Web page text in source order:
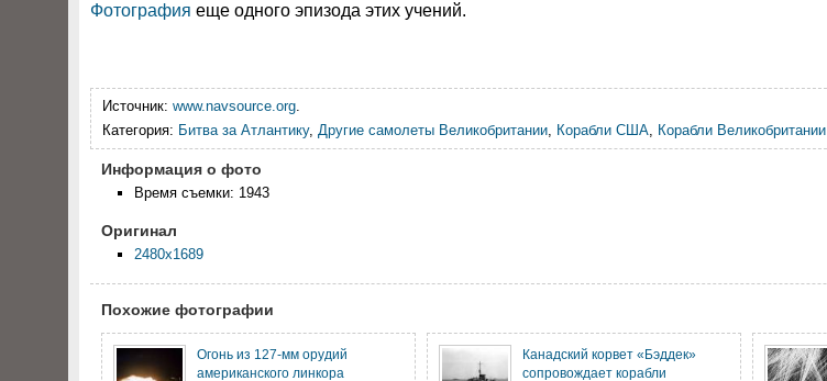
Фотография еще одного эпизода этих учений.
Источник: www.navsource.org.
Категория: Битва за Атлантику, Другие самолеты Великобритании, Корабли США, Корабли Великобритании
Информация о фото
Время съемки: 1943
Оригинал
2480x1689
Похожие фотографии
Огонь из 127-мм орудий
американского линкора
Канадский корвет «Бэддек»
сопровождает корабли